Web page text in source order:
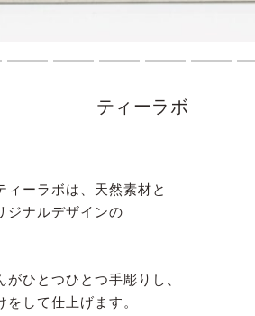
ティーラボ
ーラボは、天然素材と
ジナルデザインの
ひとつひとつ手彫りし、
して仕上げます。